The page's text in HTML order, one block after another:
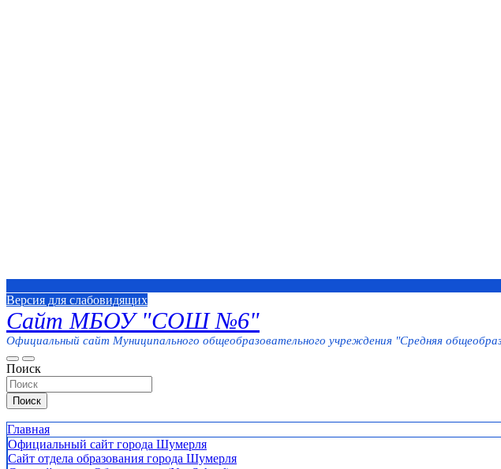
Версия для слабовидящих
Сайт МБОУ "СОШ №6"
Официальный сайт Муниципального общеобразовательного учреждения "Средняя
Поиск
Поиск
Главная
Официальный сайт города Шумерля
Сайт отдела образования города Шумерля